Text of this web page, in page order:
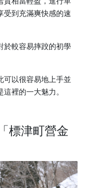
受到充滿爽快感的速
於較容易摔跤的初學
可以很容易地上手並
裡的一大魅力。
標津町營金